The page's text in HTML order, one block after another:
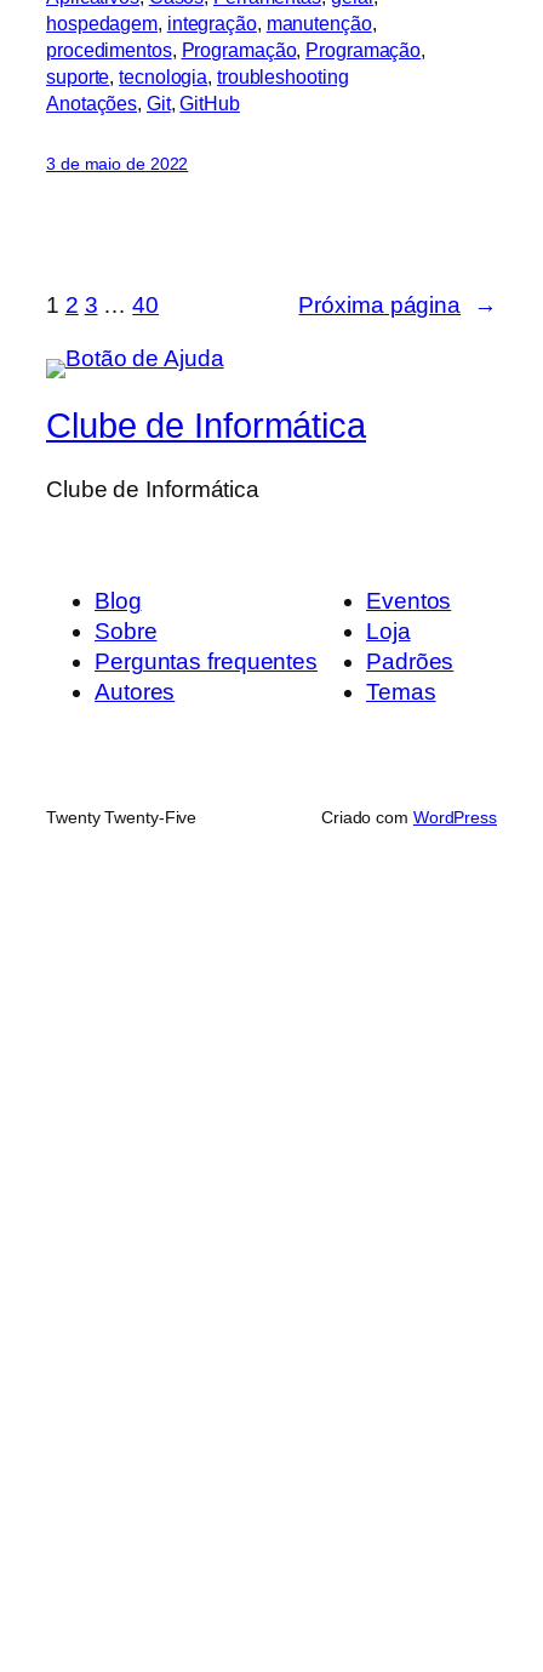
hospedagem, integração, manutenção
procedimentos, Programação, Programação
suporte, tecnologia, troubleshooting
Anotações, Git, GitHub
3 de maio de 2022
1 2 3 … 40 Próxima página →
Clube de Informática
Clube de Informática
Blog
Sobre
Perguntas frequentes
Autores
Eventos
Loja
Padrões
Temas
Twenty Twenty-Five Criado com WordPress